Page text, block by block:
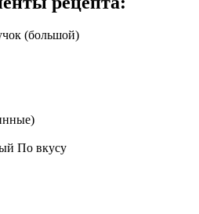
(большой)
По вкусу